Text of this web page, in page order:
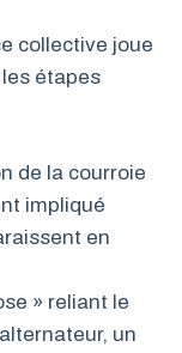
collective joue
étapes
de la courroie
impliqué
en
» reliant le
un